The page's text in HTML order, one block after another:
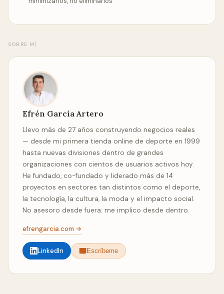
SOBRE MÍ
Efrén García Artero
Llevo más de 27 años construyendo negocios reales
— desde mi primera tienda online de deporte en 1999
hasta nuevas divisiones dentro de grandes
organizaciones con cientos de usuarios activos hoy.
He fundado, co-fundado y liderado más de 14
proyectos en sectores tan distintos como el deporte,
la tecnología, la cultura, la moda y el impacto social.
No asesoro desde fuera: me implico desde dentro.
efrengarcia.com →
LinkedIn Escríbeme